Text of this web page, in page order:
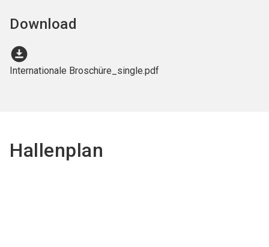
Download
download_for_offline
Internationale Broschüre_single.pdf
Hallenplan